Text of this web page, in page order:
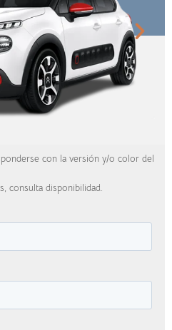
con la versión y/o color del
consulta disponibilidad.